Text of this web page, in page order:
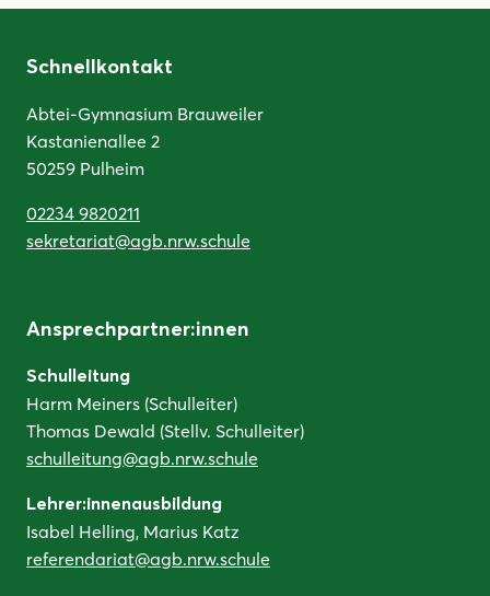
Schnellkontakt
Abtei-Gymnasium Brauweiler
Kastanienallee 2
50259 Pulheim
02234 9820211
sekretariat@agb.nrw.schule
Ansprechpartner:innen
Schulleitung
Harm Meiners (Schulleiter)
Thomas Dewald (Stellv. Schulleiter)
schulleitung@agb.nrw.schule
Lehrer:innenausbildung
Isabel Helling, Marius Katz
referendariat@agb.nrw.schule